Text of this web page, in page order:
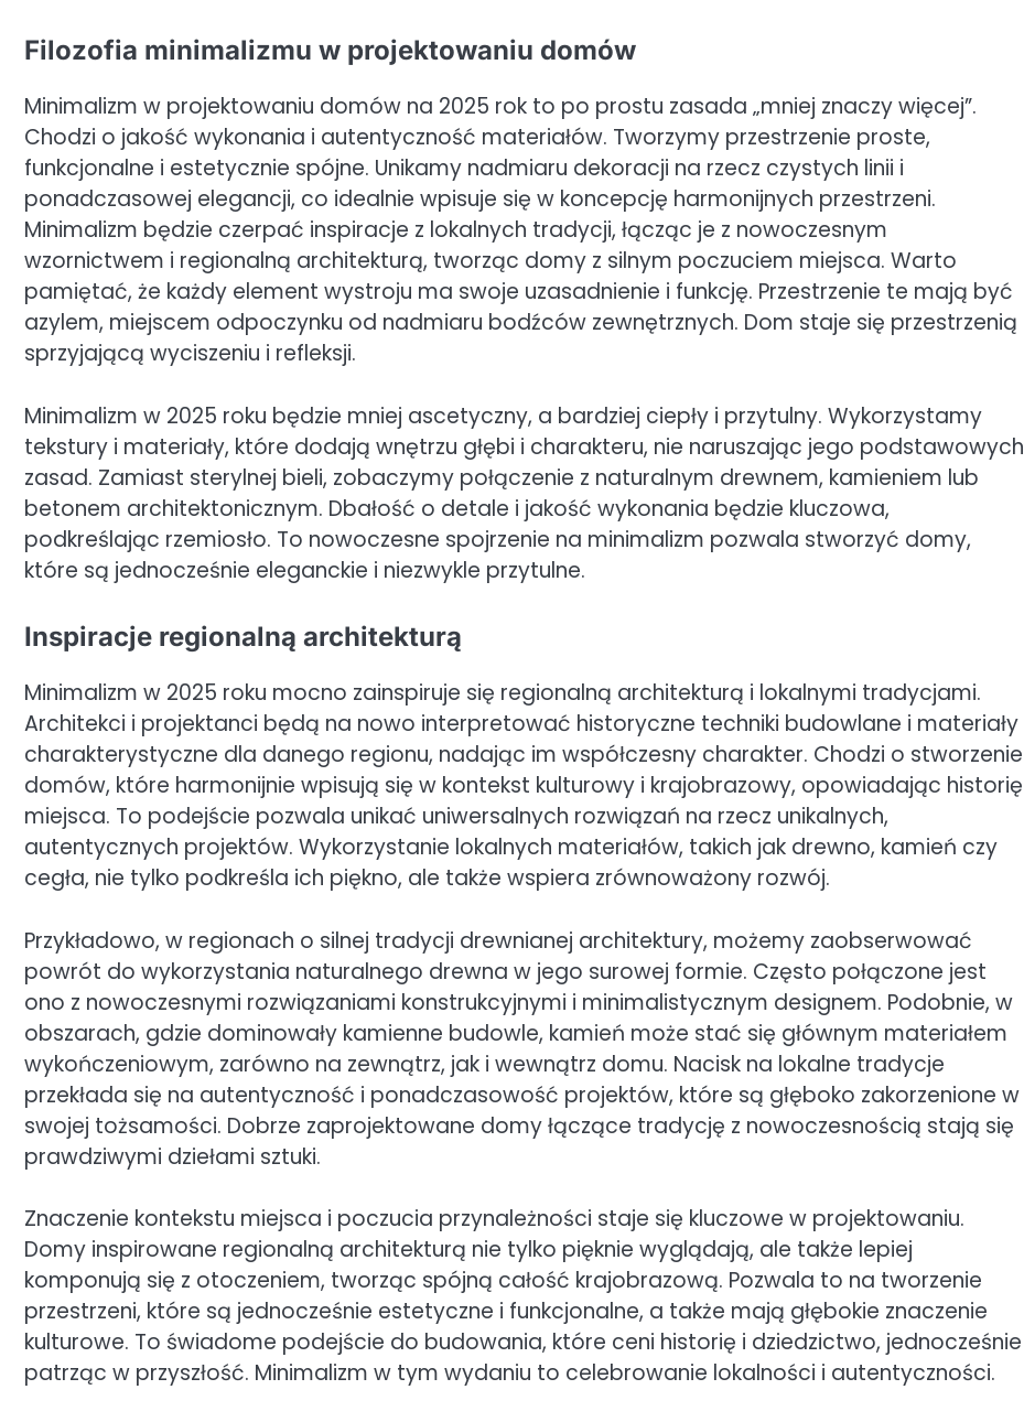
Filozofia minimalizmu w projektowaniu domów
Minimalizm w projektowaniu domów na 2025 rok to po prostu zasada „mniej znaczy więcej”.
Chodzi o jakość wykonania i autentyczność materiałów. Tworzymy przestrzenie proste,
funkcjonalne i estetycznie spójne. Unikamy nadmiaru dekoracji na rzecz czystych linii i
ponadczasowej elegancji, co idealnie wpisuje się w koncepcję harmonijnych przestrzeni.
Minimalizm będzie czerpać inspiracje z lokalnych tradycji, łącząc je z nowoczesnym
wzornictwem i regionalną architekturą, tworząc domy z silnym poczuciem miejsca. Warto
pamiętać, że każdy element wystroju ma swoje uzasadnienie i funkcję. Przestrzenie te mają być
azylem, miejscem odpoczynku od nadmiaru bodźców zewnętrznych. Dom staje się przestrzenią
sprzyjającą wyciszeniu i refleksji.
Minimalizm w 2025 roku będzie mniej ascetyczny, a bardziej ciepły i przytulny. Wykorzystamy
tekstury i materiały, które dodają wnętrzu głębi i charakteru, nie naruszając jego podstawowych
zasad. Zamiast sterylnej bieli, zobaczymy połączenie z naturalnym drewnem, kamieniem lub
betonem architektonicznym. Dbałość o detale i jakość wykonania będzie kluczowa,
podkreślając rzemiosło. To nowoczesne spojrzenie na minimalizm pozwala stworzyć domy,
które są jednocześnie eleganckie i niezwykle przytulne.
Inspiracje regionalną architekturą
Minimalizm w 2025 roku mocno zainspiruje się regionalną architekturą i lokalnymi tradycjami.
Architekci i projektanci będą na nowo interpretować historyczne techniki budowlane i materiały
charakterystyczne dla danego regionu, nadając im współczesny charakter. Chodzi o stworzenie
domów, które harmonijnie wpisują się w kontekst kulturowy i krajobrazowy, opowiadając historię
miejsca. To podejście pozwala unikać uniwersalnych rozwiązań na rzecz unikalnych,
autentycznych projektów. Wykorzystanie lokalnych materiałów, takich jak drewno, kamień czy
cegła, nie tylko podkreśla ich piękno, ale także wspiera zrównoważony rozwój.
Przykładowo, w regionach o silnej tradycji drewnianej architektury, możemy zaobserwować
powrót do wykorzystania naturalnego drewna w jego surowej formie. Często połączone jest
ono z nowoczesnymi rozwiązaniami konstrukcyjnymi i minimalistycznym designem. Podobnie, w
obszarach, gdzie dominowały kamienne budowle, kamień może stać się głównym materiałem
wykończeniowym, zarówno na zewnątrz, jak i wewnątrz domu. Nacisk na lokalne tradycje
przekłada się na autentyczność i ponadczasowość projektów, które są głęboko zakorzenione w
swojej tożsamości. Dobrze zaprojektowane domy łączące tradycję z nowoczesnością stają się
prawdziwymi dziełami sztuki.
Znaczenie kontekstu miejsca i poczucia przynależności staje się kluczowe w projektowaniu.
Domy inspirowane regionalną architekturą nie tylko pięknie wyglądają, ale także lepiej
komponują się z otoczeniem, tworząc spójną całość krajobrazową. Pozwala to na tworzenie
przestrzeni, które są jednocześnie estetyczne i funkcjonalne, a także mają głębokie znaczenie
kulturowe. To świadome podejście do budowania, które ceni historię i dziedzictwo, jednocześnie
patrząc w przyszłość. Minimalizm w tym wydaniu to celebrowanie lokalności i autentyczności.